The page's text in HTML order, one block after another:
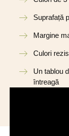
Suprafață
Margine
Culori
Un tablou
întreagă